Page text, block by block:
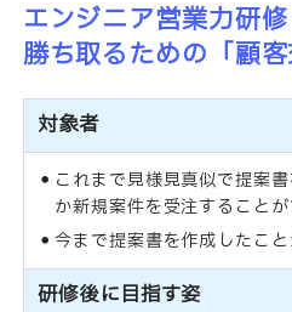
エンジニア営業力研
勝ち取るための「顧
対象者
これまで見様見真似で提案
か新規案件を受注すること
今まで提案書を作成したこ
研修後に目指す姿